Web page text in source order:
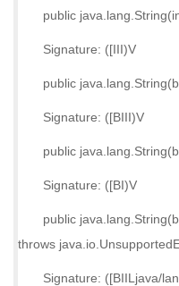
public
Signature: ([III)V
public
Signature: ([BIII)V
public
Signature: ([BI)V
public
throws
Signature: ([BIILjava/